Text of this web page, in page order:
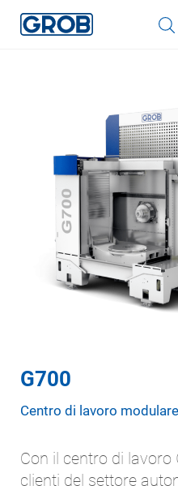
G700
Centro di lavoro modulare
Con il centro di lavoro
clienti del settore